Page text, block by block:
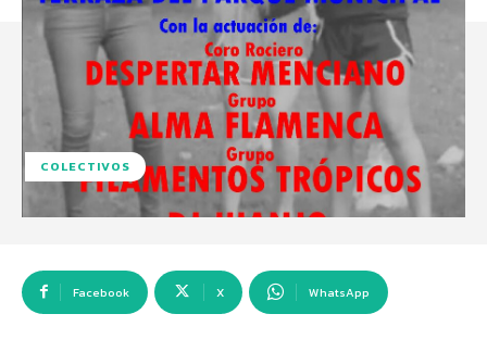
COLECTIVOS
Facebook X WhatsApp